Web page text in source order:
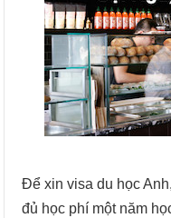
Để xin visa du học
đủ học phí một năm